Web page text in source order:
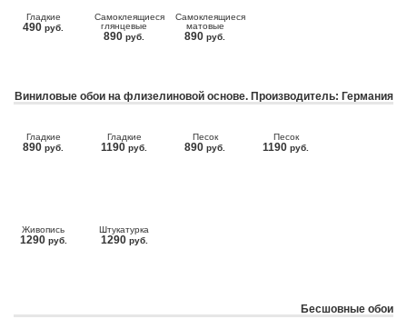
Гладкие
490 руб.
Самоклеящиеся
глянцевые
890 руб.
Самоклеящиеся
матовые
890 руб.
Виниловые обои на флизелиновой основе. Производитель: Германия
Гладкие
890 руб.
Гладкие
1190 руб.
Песок
890 руб.
Песок
1190 руб.
Живопись
1290 руб.
Штукатурка
1290 руб.
Бесшовные обои